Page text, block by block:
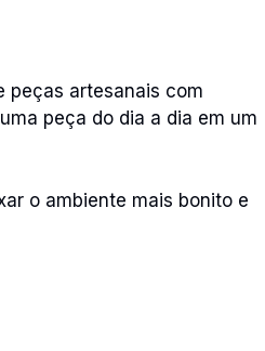
peças artesanais com
peça do dia a dia em um
o ambiente mais bonito e